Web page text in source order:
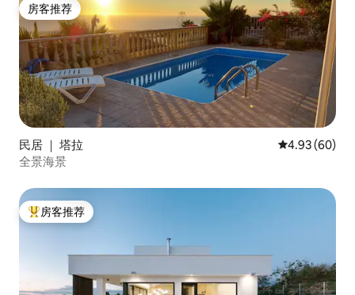
房客推荐
房客推荐
民居 ｜ 塔拉 平均评分 4.93
4.93 (60)
全景海景
热门「房客推荐」
房客推荐